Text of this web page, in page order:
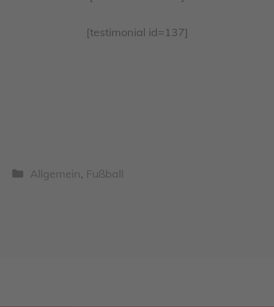
[testimonial id=137]
Kategorien
Allgemein, Fußball